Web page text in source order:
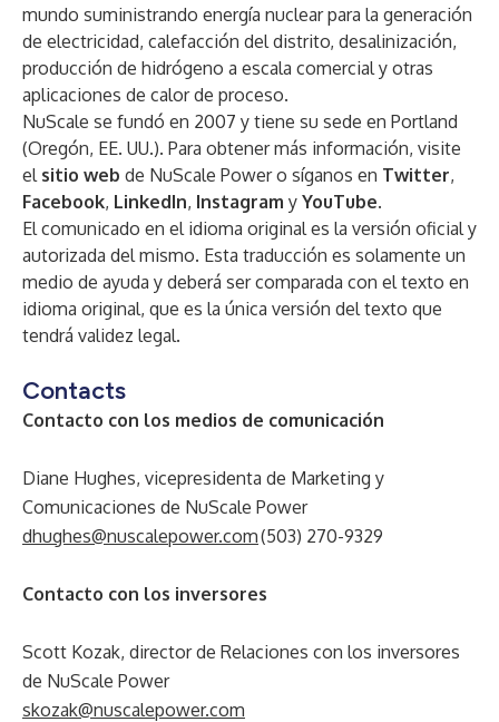
mundo suministrando energía nuclear para la generación
de electricidad, calefacción del distrito, desalinización,
producción de hidrógeno a escala comercial y otras
aplicaciones de calor de proceso.
NuScale se fundó en 2007 y tiene su sede en Portland
(Oregón, EE. UU.). Para obtener más información, visite
el sitio web de NuScale Power o síganos en Twitter,
Facebook, LinkedIn, Instagram y YouTube.
El comunicado en el idioma original es la versión oficial y
autorizada del mismo. Esta traducción es solamente un
medio de ayuda y deberá ser comparada con el texto en
idioma original, que es la única versión del texto que
tendrá validez legal.
Contacts
Contacto con los medios de comunicación
Diane Hughes, vicepresidenta de Marketing y
Comunicaciones de NuScale Power
dhughes@nuscalepower.com(503) 270-9329
Contacto con los inversores
Scott Kozak, director de Relaciones con los inversores
de NuScale Power
skozak@nuscalepower.com